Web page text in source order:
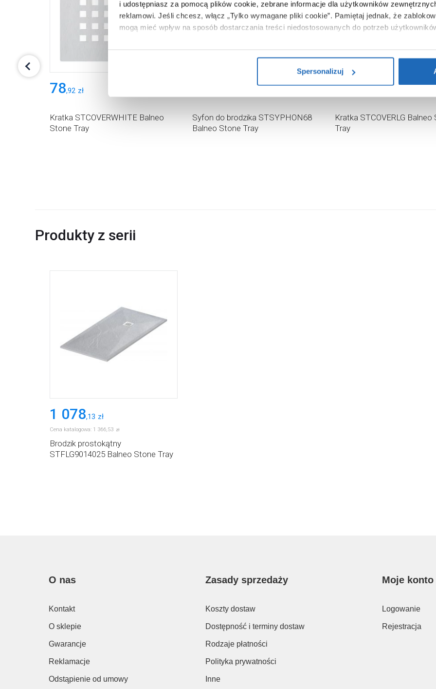
i udostępniasz za pomocą plików cookie, zebrane informacje dla użytkowników
reklamowi. Jeśli chcesz, włącz „Tylko wymagane pliki cookie”. Pamiętaj jednak, że
mogą mieć wpływ na sposób dostarczania treści niedostosowanych do potrzeb
Aby uzyskać więcej informacji na temat plików plików cookie, kliknij „Ustawienia plików
Spersonalizuj
78,92 zł
Kratka STCOVERWHITE Balneo
Stone Tray
Syfon do brodzika STSYPHON68
Balneo Stone Tray
78
Kratka STCOVERLG Balneo
Tray
Produkty z serii
1 078,13 zł
Cena katalogowa: 1 366,53 zł
Brodzik prostokątny
STFLG9014025 Balneo Stone Tray
O nas
Kontakt
O sklepie
Gwarancje
Reklamacje
Odstąpienie od umowy
Zasady sprzedaży
Koszty dostaw
Dostępność i terminy dostaw
Rodzaje płatności
Polityka prywatności
Inne
Moje konto
Logowanie
Rejestracja